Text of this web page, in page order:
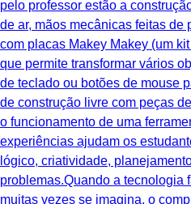
pelo professor estão a
de ar, mãos mecânicas feitas de
com placas Makey Makey (um
que permite transformar vários
de teclado ou botões de mouse
de construção livre com peças
o funcionamento de uma
experiências ajudam os
lógico, criatividade,
problemas.Quando a tecnologia
muitas vezes se imagina, o